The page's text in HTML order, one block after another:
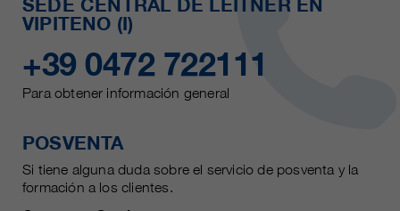
SEDE CENTRAL DE LEITNER EN
VIPITENO (I)
+39 0472 722111
Para obtener información general
POSVENTA
Si tiene alguna duda sobre el servicio de posventa y la
formación a los clientes.